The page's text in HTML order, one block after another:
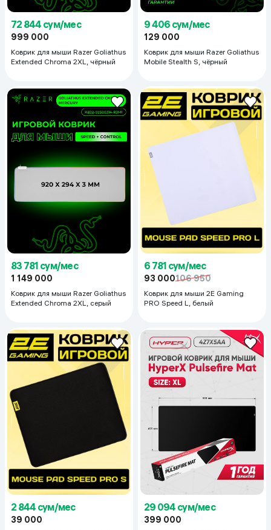
72 844 сум/мес
999 000
Коврик для мыши Razer Goliathus
Extended Chroma 2XL, чёрный
9 406 сум/мес
129 000
Коврик для мыши Razer Goliathus
Mobile Stealth S, чёрный
83 781 сум/мес
1 149 000
Коврик для мыши Razer Goliathus
Extended Chroma 2XL, серый
6 781 сум/мес
93 000106 950
Коврик для мыши 2E Gaming
PRO Speed L, белый
2 844 сум/мес
39 000
29 094 сум/мес
399 000